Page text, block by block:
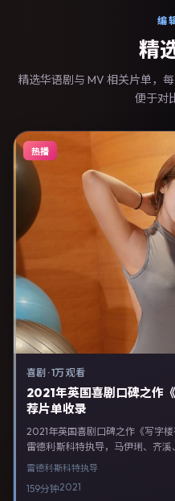
编
精
精选华语剧与 MV 相关片单，
便于对
热播
喜剧 ·1万 观看
2021年英国喜剧口碑之作
荐片单收录
2021年英国喜剧口碑之作《写字
雷德利·斯科特执导，马伊琍、齐
合出演。剧情以喜剧类型为主线，
20日英国首映礼举办，全国多城
雷德利·斯科特执导
159分钟2021